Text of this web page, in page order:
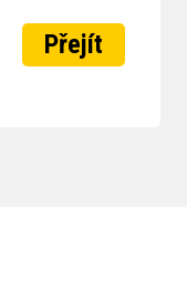
Přejít